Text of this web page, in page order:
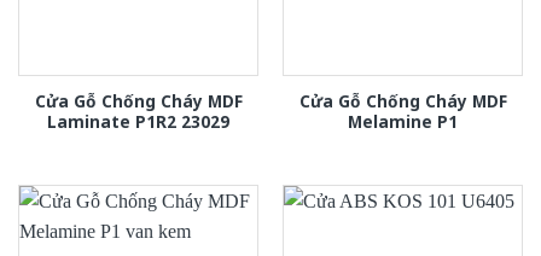
Cửa Gỗ Chống Cháy MDF
Laminate P1R2 23029
Cửa Gỗ Chống Cháy MDF
Melamine P1